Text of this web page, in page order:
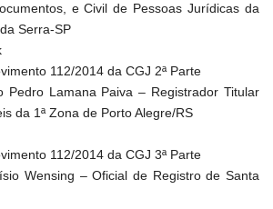
e Civil de Pessoas Jurídicas da
Serra-SP
112/2014 da CGJ 2ª Parte
Pedro Lamana Paiva – Registrador Titular
da 1ª Zona de Porto Alegre/RS
112/2014 da CGJ 3ª Parte
Wensing – Oficial de Registro de Santa